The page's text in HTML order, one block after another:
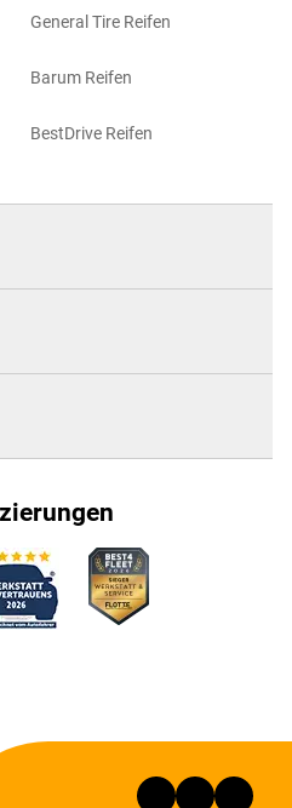
General Tire Reifen
Barum Reifen
BestDrive Reifen